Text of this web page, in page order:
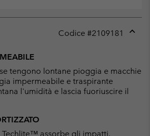
Codice #2109181
tengono lontane pioggia e macchie
impermeabile e traspirante
l'umidità e lascia fuoriuscire il
Techlite™ assorbe gli impatti,